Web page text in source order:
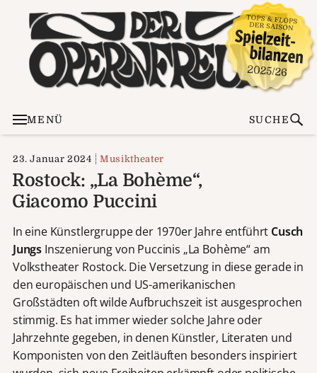
MENÜ SUCHE
23. Januar 2024 Musiktheater
Rostock: „La Bohème“,
Giacomo Puccini
In eine Künstlergruppe der 1970er Jahre entführt Cusch
Jungs Inszenierung von Puccinis „La Bohème“ am
Volkstheater Rostock. Die Versetzung in diese gerade in
den europäischen und US-amerikanischen
Großstädten oft wilde Aufbruchszeit ist ausgesprochen
stimmig. Es hat immer wieder solche Jahre oder
Jahrzehnte gegeben, in denen Künstler, Literaten und
Komponisten von den Zeitläuften besonders inspiriert